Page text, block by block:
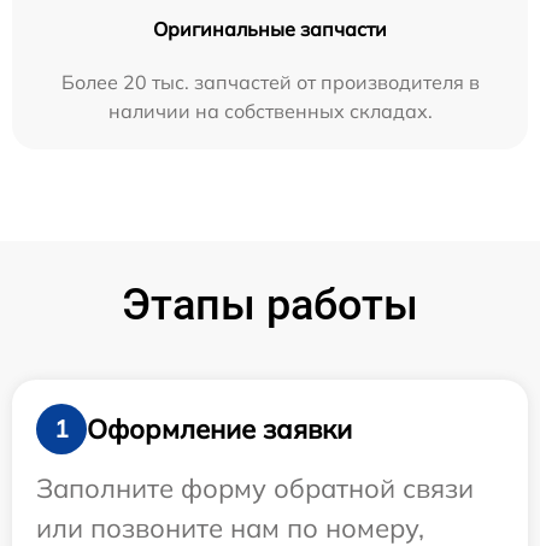
Оригинальные запчасти
Более 20 тыс. запчастей от производителя в
наличии на собственных складах.
Этапы работы
1
Оформление заявки
Заполните форму обратной связи
или позвоните нам по номеру,